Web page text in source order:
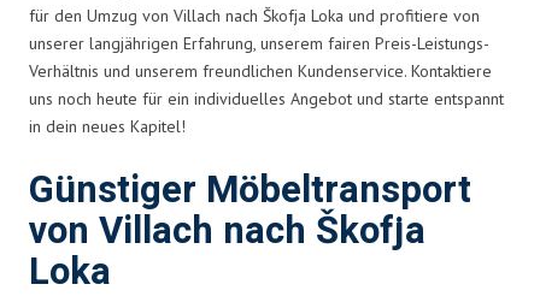
für den Umzug von Villach nach Škofja Loka und profitiere von
unserer langjährigen Erfahrung, unserem fairen Preis-Leistungs-
Verhältnis und unserem freundlichen Kundenservice. Kontaktiere
uns noch heute für ein individuelles Angebot und starte entspannt
in dein neues Kapitel!
Günstiger Möbeltransport
von Villach nach Škofja
Loka